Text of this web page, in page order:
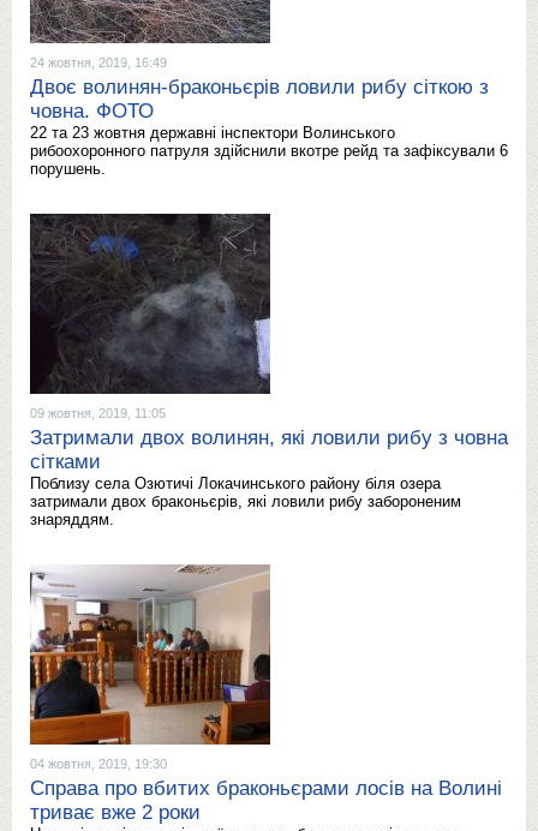
24 жовтня, 2019, 16:49
Двоє волинян-браконьєрів ловили рибу сіткою з
човна. ФОТО
22 та 23 жовтня державні інспектори Волинського
рибоохоронного патруля здійснили вкотре рейд та зафіксували 6
порушень.
09 жовтня, 2019, 11:05
Затримали двох волинян, які ловили рибу з човна
сітками
Поблизу села Озютичі Локачинського району біля озера
затримали двох браконьєрів, які ловили рибу забороненим
знаряддям.
04 жовтня, 2019, 19:30
Справа про вбитих браконьєрами лосів на Волині
триває вже 2 роки